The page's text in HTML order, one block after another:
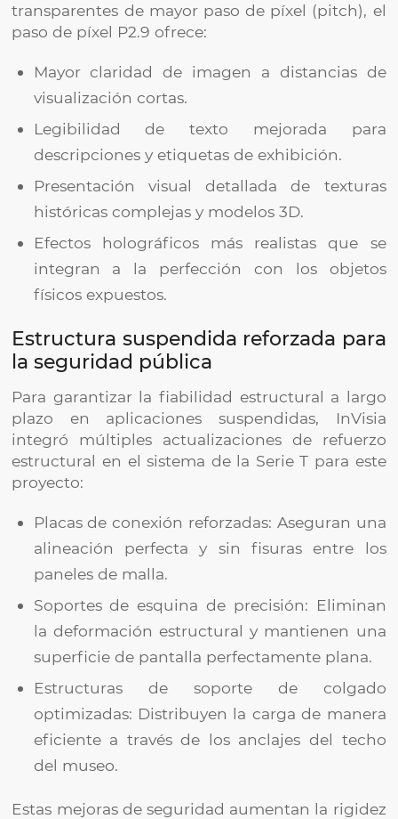
transparentes de mayor paso de píxel (pitch), el
paso de píxel P2.9 ofrece:
Mayor claridad de imagen a distancias de
visualización cortas.
Legibilidad de texto mejorada para
descripciones y etiquetas de exhibición.
Presentación visual detallada de texturas
históricas complejas y modelos 3D.
Efectos holográficos más realistas que se
integran a la perfección con los objetos
físicos expuestos.
Estructura suspendida reforzada para
la seguridad pública
Para garantizar la fiabilidad estructural a largo
plazo en aplicaciones suspendidas, InVisia
integró múltiples actualizaciones de refuerzo
estructural en el sistema de la Serie T para este
proyecto:
Placas de conexión reforzadas: Aseguran una
alineación perfecta y sin fisuras entre los
paneles de malla.
Soportes de esquina de precisión: Eliminan
la deformación estructural y mantienen una
superficie de pantalla perfectamente plana.
Estructuras de soporte de colgado
optimizadas: Distribuyen la carga de manera
eficiente a través de los anclajes del techo
del museo.
Estas mejoras de seguridad aumentan la rigidez